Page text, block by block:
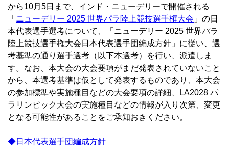
から10月5日まで、インド・ニューデリーで開催される
「 ニューデリー 2025 世界パラ陸上競技選手権大会 」の日
本代表選手選考について、「ニューデリー 2025 世界パラ
陸上競技選手権大会日本代表選手団編成方針」に従い、選
考基準の通り選手選考（以下本選考）を行い、派遣しま
す。なお、本大会の大会要項がまだ発表されていないこと
から、本選考基準は仮として発表するものであり、本大会
の参加標準や実施種目などの大会要項の詳細、LA2028 パ
ラリンピック大会の実施種目などの情報が入り次第、変更
となる可能性があることをご承知おきください。
◆日本代表選手団編成方針